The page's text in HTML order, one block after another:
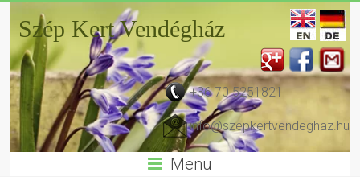
Szép Kert Vendégház
+36 70 5251821
info@szepkertvendeghaz.hu
Menü